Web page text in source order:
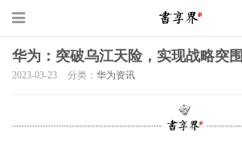
华为：突破乌江天险，实现战略突围
2023-03-23 分类： 华为资讯